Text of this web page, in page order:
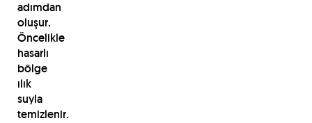
adımdan
oluşur.
Öncelikle
hasarlı
bölge
ılık
suyla
temizlenir.